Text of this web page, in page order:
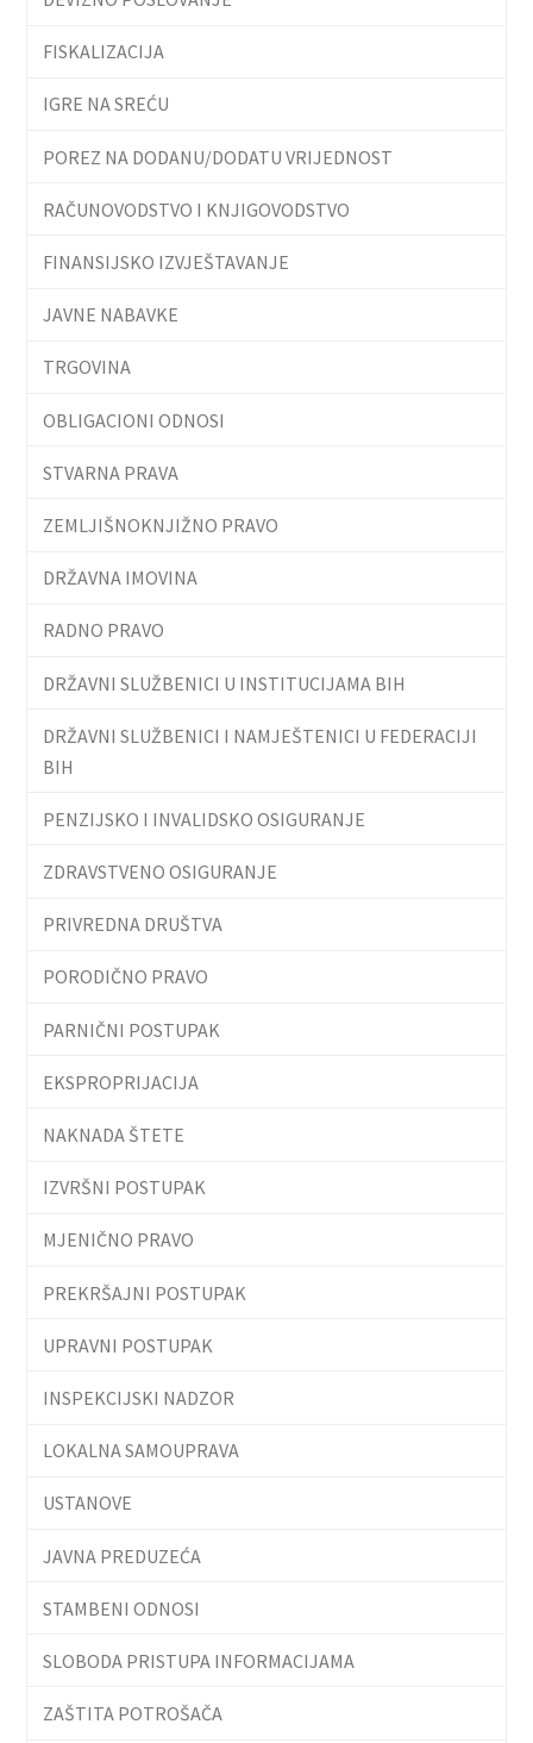
FISKALIZACIJA
IGRE NA SREĆU
POREZ NA DODANU/DODATU VRIJEDNOST
RAČUNOVODSTVO I KNJIGOVODSTVO
FINANSIJSKO IZVJEŠTAVANJE
JAVNE NABAVKE
TRGOVINA
OBLIGACIONI ODNOSI
STVARNA PRAVA
ZEMLJIŠNOKNJIŽNO PRAVO
DRŽAVNA IMOVINA
RADNO PRAVO
DRŽAVNI SLUŽBENICI U INSTITUCIJAMA BIH
DRŽAVNI SLUŽBENICI I NAMJEŠTENICI U FEDERACIJI
BIH
PENZIJSKO I INVALIDSKO OSIGURANJE
ZDRAVSTVENO OSIGURANJE
PRIVREDNA DRUŠTVA
PORODIČNO PRAVO
PARNIČNI POSTUPAK
EKSPROPRIJACIJA
NAKNADA ŠTETE
IZVRŠNI POSTUPAK
MJENIČNO PRAVO
PREKRŠAJNI POSTUPAK
UPRAVNI POSTUPAK
INSPEKCIJSKI NADZOR
LOKALNA SAMOUPRAVA
USTANOVE
JAVNA PREDUZEĆA
STAMBENI ODNOSI
SLOBODA PRISTUPA INFORMACIJAMA
ZAŠTITA POTROŠAČA